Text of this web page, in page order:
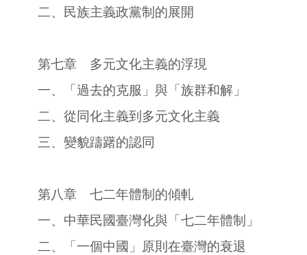
二、民族主義政黨制的展開
第七章 多元文化主義的浮現
一、「過去的克服」與「族群和解」
二、從同化主義到多元文化主義
三、變貌躊躇的認同
第八章 七二年體制的傾軋
一、中華民國臺灣化與「七二年體制」
二、「一個中國」原則在臺灣的衰退